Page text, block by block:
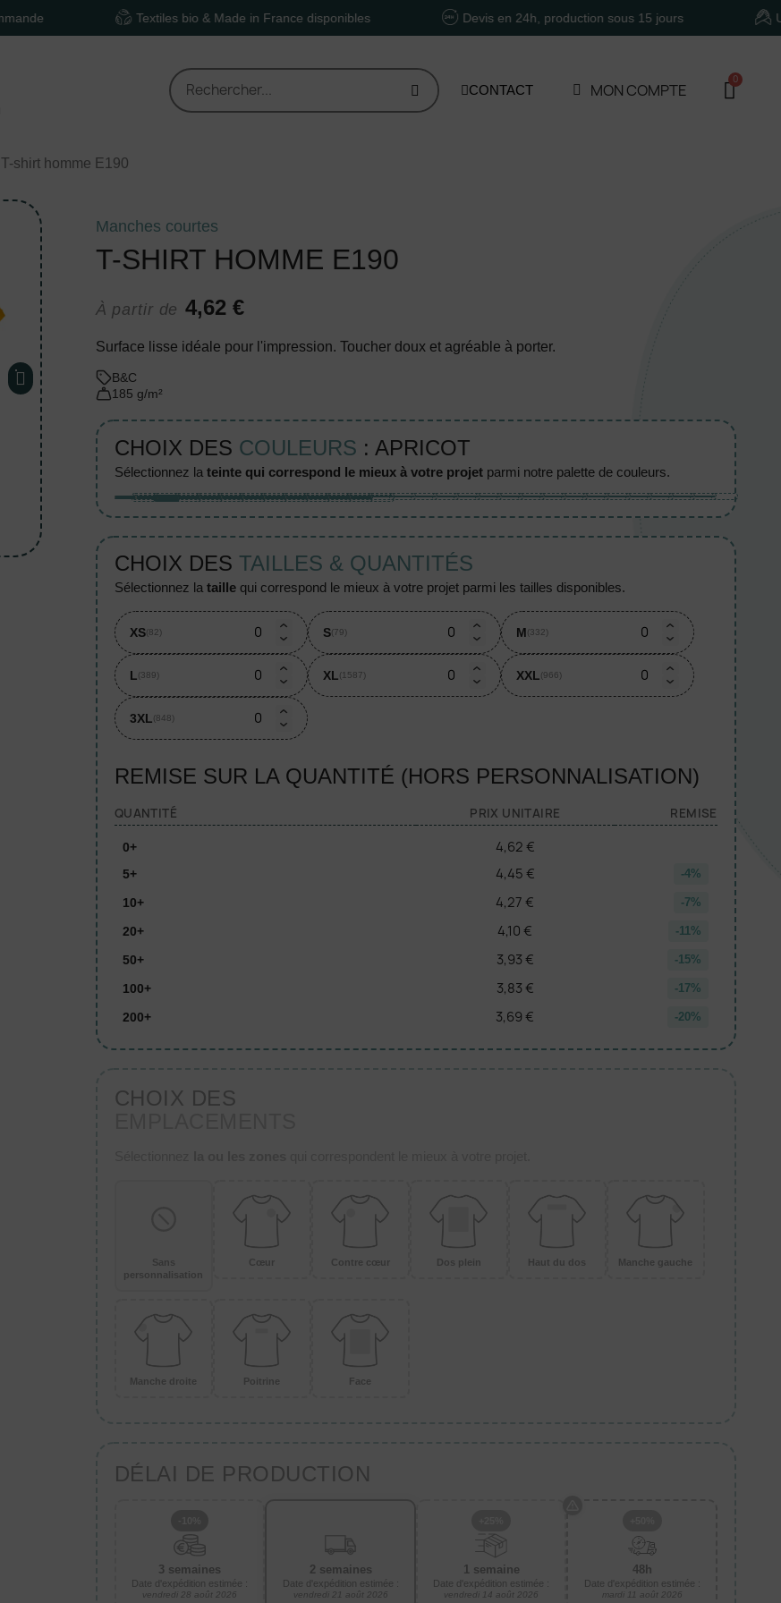
Textiles bio & Made in France disponibles Devis en 24h, production sous 15 jours Un
CONTACT MON COMPTE
T-shirt homme E190
Manches courtes
T-SHIRT HOMME E190
À partir de 4,62 €
Surface lisse idéale pour l'impression. Toucher doux et agréable à porter.
B&C
185 g/m²
CHOIX DES COULEURS : APRICOT
sélectionnez la teinte qui correspond le mieux à votre projetparmi notre palette de couleurs.
CHOIX DES TAILLES & QUANTITÉS
sélectionnez la taillequi correspond le mieux à votre projet parmi les tailles disponibles.
XS(82) S(79) M(332)
L(389) XL(1587) XXL(966)
3XL(848)
REMISE SUR LA QUANTITÉ (HORS PERSONNALISATION)
QUANTITÉ PRIX UNITAIRE REMISE
0+ 4,62 €
5+ 4,45 € -4%
10+ 4,27 € -7%
20+ 4,10 € -11%
50+ 3,93 € -15%
100+ 3,83 € -17%
200+ 3,69 € -20%
CHOIX DES
Sans
personnalisation
Cœur Contre cœur Dos plein Haut du dos Manche gauche
Manche droite Poitrine Face
DÉLAI DE PRODUCTION
3 semaines
Date d'expédition estimée :
vendredi 28 août 2026
2 semaines
Date d'expédition estimée :
vendredi 21 août 2026
1 semaine
Date d'expédition estimée :
vendredi 14 août 2026
48h
Date d'expédition estimée :
mardi 11 août 2026